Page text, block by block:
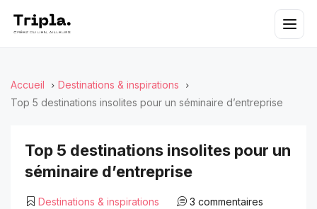
Accueil
Destinations & inspirations
Top 5 destinations insolites pour un séminaire d’entreprise
Top 5 destinations insolites pour un
séminaire d’entreprise
Destinations & inspirations 3 commentaires